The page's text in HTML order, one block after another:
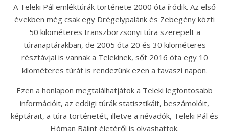
A Teleki Pál emléktúrák története 2000 óta íródik. Az első
években még csak egy Drégelypalánk és Zebegény közti
50 kilométeres transzbörzsönyi túra szerepelt a
túranaptárakban, de 2005 óta 20 és 30 kilométeres
résztávjai is vannak a Telekinek, sőt 2016 óta egy 10
kilométeres túrát is rendezünk ezen a tavaszi napon.
Ezen a honlapon megtalálhatjátok a Teleki legfontosabb
információit, az eddigi túrák statisztikáit, beszámolóit,
képtárait, a túra történetét, illetve a névadók, Teleki Pál és
Hóman Bálint életéről is olvashattok.